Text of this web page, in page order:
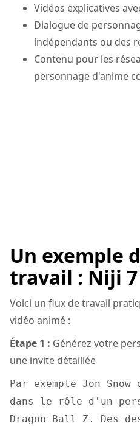
Vidéos explicatives
Dialogue de
indépendants ou des
Contenu pour les
personnage d'anime
Un exemple
travail : Niji
Voici un flux de travail
vidéo animé :
Étape 1 : Générez votre
une invite détaillée
Par exemple Jon Snow
dans le rôle d'un
Dragon Ball Z. Des